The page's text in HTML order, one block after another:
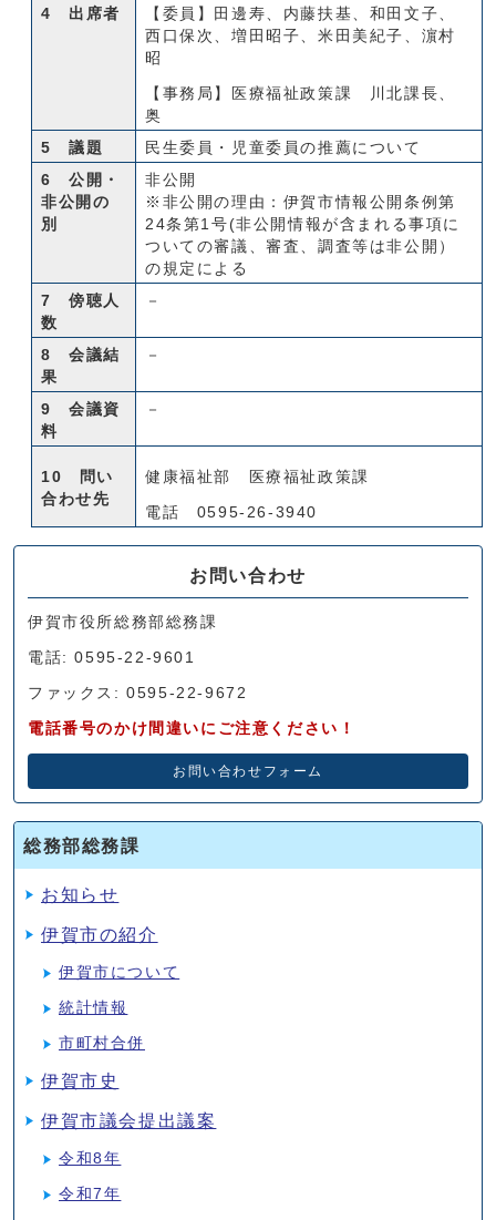
4 出席者
【委員】田邊寿、内藤扶基、和田文子、
西口保次、増田昭子、米田美紀子、濵村
昭
【事務局】医療福祉政策課 川北課長、
奥
5 議題
民生委員・児童委員の推薦について
6 公開・
非公開の
別
非公開
※非公開の理由：伊賀市情報公開条例第
24条第1号(非公開情報が含まれる事項に
ついての審議、審査、調査等は非公開）
の規定による
7 傍聴人
数
－
8 会議結
果
－
9 会議資
料
－
10 問い
合わせ先
健康福祉部 医療福祉政策課
電話 0595-26-3940
お問い合わせ
伊賀市役所総務部総務課
電話: 0595-22-9601
ファックス: 0595-22-9672
電話番号のかけ間違いにご注意ください！
お問い合わせフォーム
総務部総務課
お知らせ
伊賀市の紹介
伊賀市について
統計情報
市町村合併
伊賀市史
伊賀市議会提出議案
令和8年
令和7年